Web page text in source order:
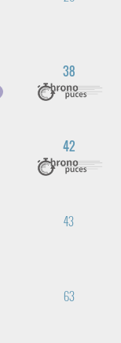
38
42
43
63